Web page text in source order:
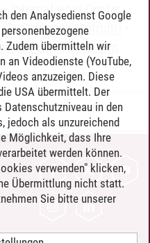
- International Center:
Sprachenzentrum)
den Analysedienst Google
Zudem übermitteln wir
an Videodienste (YouTube,
anzuzeigen. Diese
USA übermittelt. Der
in den
jedoch als unzureichend
Möglichkeit, dass Ihre
werden können.
verwenden" klicken,
Übermittlung nicht statt.
Sie bitte unserer